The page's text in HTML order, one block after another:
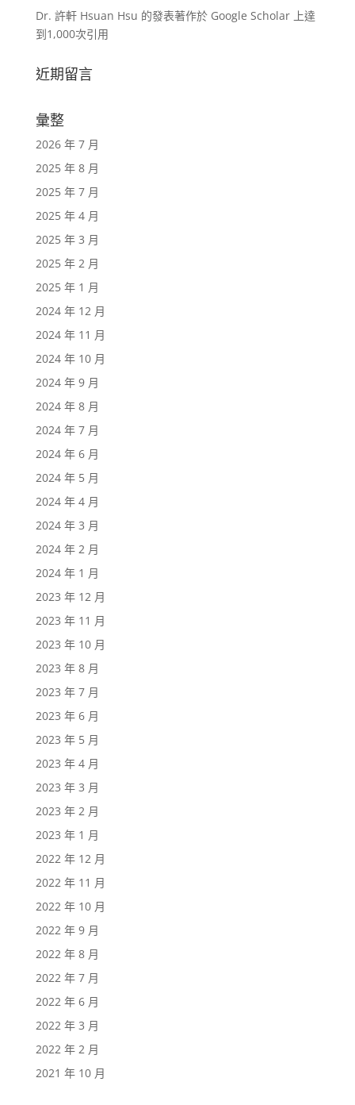
Dr. 許軒 Hsuan Hsu 的發表著作於 Google Scholar 上達
到1,000次引用
近期留言
彙整
2026 年 7 月
2025 年 8 月
2025 年 7 月
2025 年 4 月
2025 年 3 月
2025 年 2 月
2025 年 1 月
2024 年 12 月
2024 年 11 月
2024 年 10 月
2024 年 9 月
2024 年 8 月
2024 年 7 月
2024 年 6 月
2024 年 5 月
2024 年 4 月
2024 年 3 月
2024 年 2 月
2024 年 1 月
2023 年 12 月
2023 年 11 月
2023 年 10 月
2023 年 8 月
2023 年 7 月
2023 年 6 月
2023 年 5 月
2023 年 4 月
2023 年 3 月
2023 年 2 月
2023 年 1 月
2022 年 12 月
2022 年 11 月
2022 年 10 月
2022 年 9 月
2022 年 8 月
2022 年 7 月
2022 年 6 月
2022 年 3 月
2022 年 2 月
2021 年 10 月